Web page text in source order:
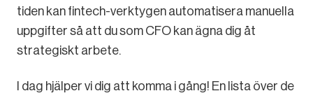
tiden kan fintech-verktygen automatisera manuella
uppgifter så att du som CFO kan ägna dig åt
strategiskt arbete.
I dag hjälper vi dig att komma i gång! En lista över de